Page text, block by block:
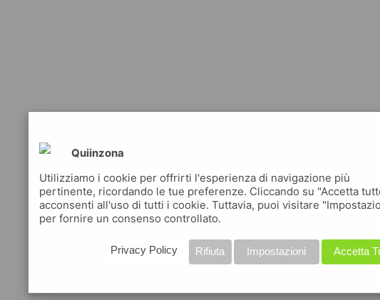
Quiinzona
Utilizziamo i cookie per offrirti l'esperienza di navigazione più
pertinente, ricordando le tue preferenze. Cliccando su "Accetta
acconsenti all'uso di tutti i cookie. Tuttavia, puoi visitare
per fornire un consenso controllato.
Accetta
Impostazioni
Rifiuta
Privacy Policy